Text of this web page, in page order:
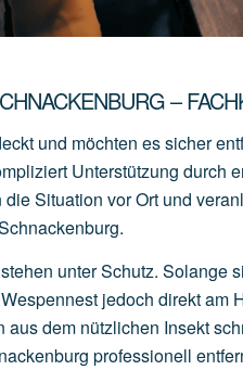
–
und möchten es sicher
Unterstützung durch
Situation vor Ort und
unter Schutz. Solange
jedoch direkt am
dem nützlichen Insekt
professionell